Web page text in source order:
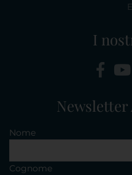
I
Nome
Cognome